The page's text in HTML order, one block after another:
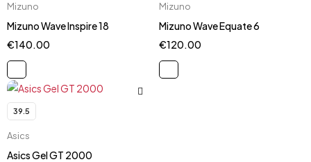
Mizuno
Mizuno Wave Inspire 18
€140.00
Mizuno
Mizuno Wave Equate 6
€120.00
39.5
Asics
Asics Gel GT 2000